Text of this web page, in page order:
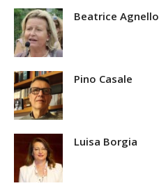
Beatrice Agnello
Pino Casale
Luisa Borgia